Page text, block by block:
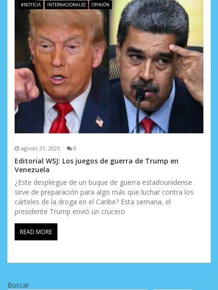
#NOTICIA INTERNACIONALES OPINIÓN
agosto 31, 2025 0
Editorial WSJ: Los juegos de guerra de Trump en
Venezuela
¿Este despliegue de un buque de guerra estadounidense
sirve de preparación para algo más que luchar contra los
cárteles de la droga en el Caribe? Esta semana, el
presidente Trump envió un crucero
READ MORE
Buscar